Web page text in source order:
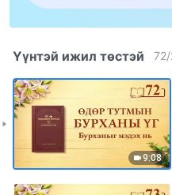
Үүнтэй ижил төстэй 72/
9:08